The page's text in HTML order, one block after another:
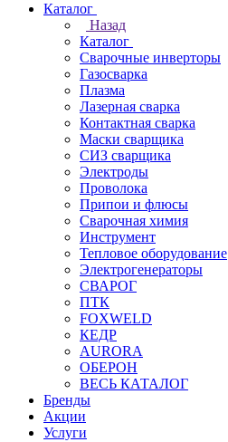
Каталог
Назад
Каталог
Сварочные инверторы
Газосварка
Плазма
Лазерная сварка
Контактная сварка
Маски сварщика
СИЗ сварщика
Электроды
Проволока
Припои и флюсы
Сварочная химия
Инструмент
Тепловое оборудование
Электрогенераторы
СВАРОГ
ПТК
FOXWELD
КЕДР
AURORA
ОБЕРОН
ВЕСЬ КАТАЛОГ
Бренды
Акции
Услуги